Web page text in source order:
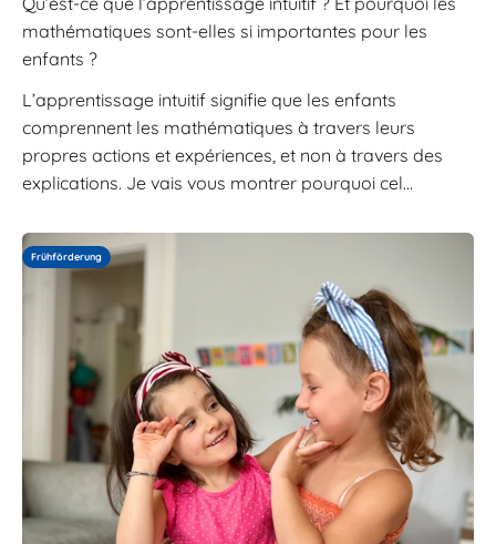
mathématiques sont-elles si importantes pour les
enfants ?
L’apprentissage intuitif signifie que les enfants
comprennent les mathématiques à travers leurs
propres actions et expériences, et non à travers des
explications. Je vais vous montrer pourquoi cel...
Frühförderung